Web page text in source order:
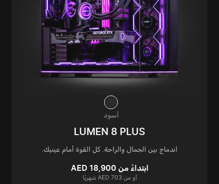
أسود
LUMEN 8 PLUS
اندماج بين الجمال والراحة. كل القوة أمام عينيك.
ابتداءً من AED 18,900
أو من AED 703 شهريًا